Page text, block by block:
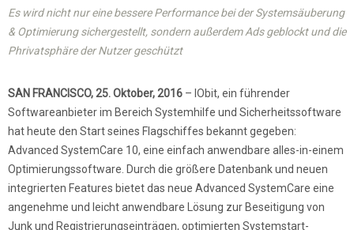
Partner
Es wird nicht nur eine bessere Performance bei der Systemsäuberung
& Optimierung sichergestellt, sondern außerdem Ads geblockt und die
Phrivatsphäre der Nutzer geschützt
SAN FRANCISCO, 25. Oktober, 2016 – IObit, ein führender
Softwareanbieter im Bereich Systemhilfe und Sicherheitssoftware
hat heute den Start seines Flagschiffes bekannt gegeben:
Advanced SystemCare 10, eine einfach anwendbare alles-in-einem
Optimierungssoftware. Durch die größere Datenbank und neuen
integrierten Features bietet das neue Advanced SystemCare eine
angenehme und leicht anwendbare Lösung zur Beseitigung von
Junk und Registrierungseinträgen, optimierten Systemstart-